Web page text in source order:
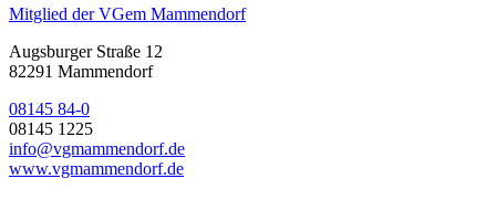
Mitglied der VGem Mammendorf
Augsburger Straße 12
82291 Mammendorf
08145 84-0
08145 1225
info@vgmammendorf.de
www.vgmammendorf.de